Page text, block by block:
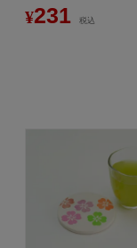
¥231 税込